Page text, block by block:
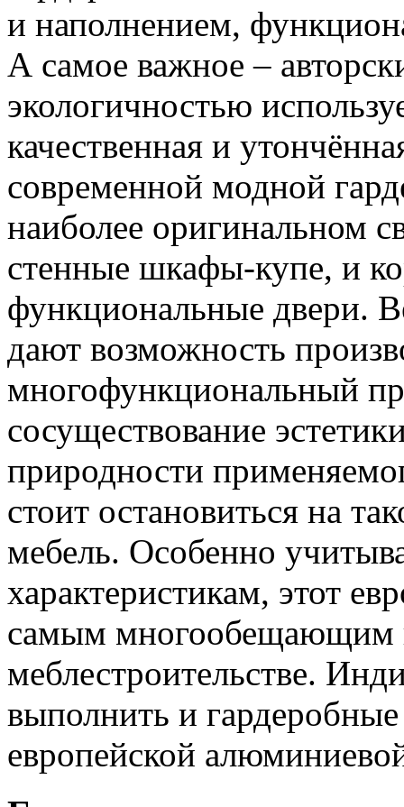
и наполнением,
А самое важное –
экологичностью
качественная и
современной модной
наиболее оригинальном
стенные шкафы-купе, и
функциональные двери.
дают возможность
многофункциональный
сосуществование
природности
стоит остановиться на
мебель. Особенно
характеристикам, этот
самым многообещающим
меблестроительстве.
выполнить и
европейской